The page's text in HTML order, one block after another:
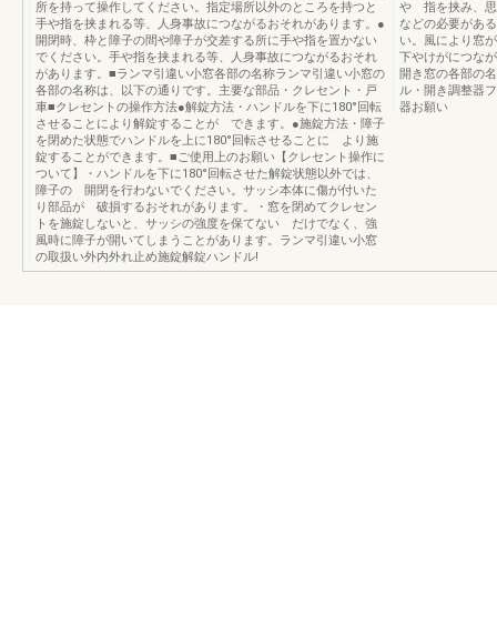
所を持って操作してください。指定場所以外のところを持つと
手や指を挟まれる等、人身事故につながるおそれがあります。●
開閉時、枠と障子の間や障子が交差する所に手や指を置かない
でください。手や指を挟まれる等、人身事故につながるおそれ
があります。■ランマ引違い小窓各部の名称ランマ引違い小窓の
各部の名称は、以下の通りです。主要な部品・クレセント・戸
車■クレセントの操作方法●解錠方法・ハンドルを下に180°回転
させることにより解錠することが できます。●施錠方法・障子
を閉めた状態でハンドルを上に180°回転させることに より施
錠することができます。■ご使用上のお願い【クレセント操作に
ついて】・ハンドルを下に180°回転させた解錠状態以外では、
障子の 開閉を行わないでください。サッシ本体に傷が付いた
り部品が 破損するおそれがあります。・窓を閉めてクレセン
トを施錠しないと、サッシの強度を保てない だけでなく、強
風時に障子が開いてしまうことがあります。ランマ引違い小窓
の取扱い外内外れ止め施錠解錠ハンドル!
や 指を挟み、思
などの必要があ
い。風により窓
下やけがにつな
開き窓の各部の
ル・開き調整器
器お願い